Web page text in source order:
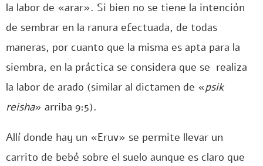
la labor de «arar». Si bien no se tiene la intención
de sembrar en la ranura efectuada, de todas
maneras, por cuanto que la misma es apta para la
siembra, en la práctica se considera que se realiza
la labor de arado (similar al dictamen de «psik
reisha» arriba 9:5).
Allí donde hay un «Eruv» se permite llevar un
carrito de bebé sobre el suelo aunque es claro que